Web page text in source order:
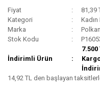
Fiyat
81,39
Kategori
Kadın
Marka
Polkan
Stok Kodu
İndirimli Ürün
14,92 TL den başlayan